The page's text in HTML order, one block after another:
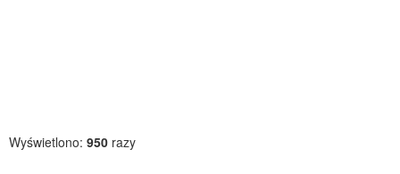
Wyświetlono: 950 razy